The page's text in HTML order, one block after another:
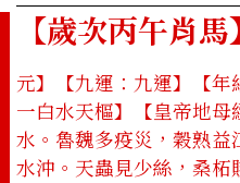
【歲次丙午肖馬】
元】【九運：九運】【年
一白水天樞】【皇帝地
水。魯魏多疫災，穀熟
水沖。天蟲見少絲，桑